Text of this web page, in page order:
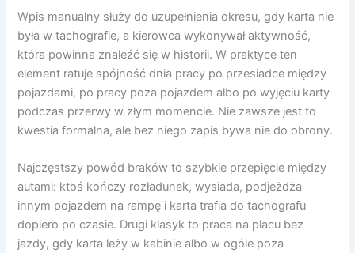
Wpis manualny służy do uzupełnienia okresu, gdy karta nie
była w tachografie, a kierowca wykonywał aktywność,
która powinna znaleźć się w historii. W praktyce ten
element ratuje spójność dnia pracy po przesiadce między
pojazdami, po pracy poza pojazdem albo po wyjęciu karty
podczas przerwy w złym momencie. Nie zawsze jest to
kwestia formalna, ale bez niego zapis bywa nie do obrony.
Najczęstszy powód braków to szybkie przepięcie między
autami: ktoś kończy rozładunek, wysiada, podjeżdża
innym pojazdem na rampę i karta trafia do tachografu
dopiero po czasie. Drugi klasyk to praca na placu bez
jazdy, gdy karta leży w kabinie albo w ogóle poza